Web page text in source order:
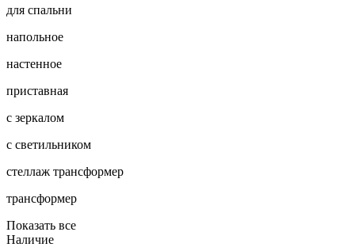
для спальни
напольное
настенное
приставная
с зеркалом
с светильником
стеллаж трансформер
трансформер
Показать все
Наличие